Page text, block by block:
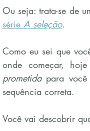
Ou seja: trata-se de
série A seleção.
Como eu sei que
onde começar,
prometida para você
sequência correta.
Você vai descobrir